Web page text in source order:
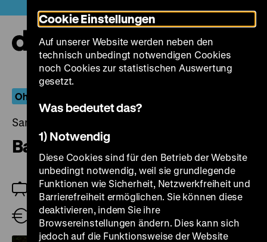
zum
Seiteninhalt
springen
Ohren auf!
Samstag, 15. Juni 2024, 18.00 Uhr
Barbara
Einführung: Anke Nicolai
Eintritt frei
Cookie Einstellungen
Auf unserer Website werden neben den
technisch unbedingt notwendigen Cookies
noch Cookies zur statistischen Auswertung
gesetzt.
Was bedeutet das?
1) Notwendig
Diese Cookies sind für den Betrieb der Website
unbedingt notwendig, weil sie grundlegende
Funktionen wie Sicherheit, Netzwerkfreiheit und
Barrierefreiheit ermöglichen. Sie können diese
deaktivieren, indem Sie ihre
Browsereinstellungen ändern. Dies kann sich
jedoch auf die Funktionsweise der Website